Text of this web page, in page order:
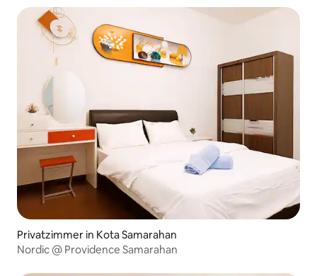
Privatzimmer in Kota Samarahan
Nordic @ Providence Samarahan